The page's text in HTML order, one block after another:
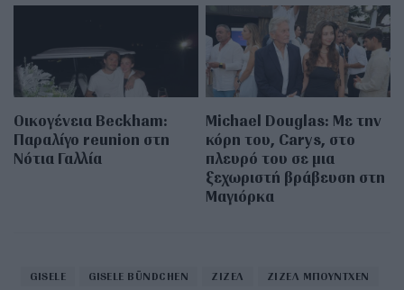
Οικογένεια Beckham:
Παραλίγο reunion στη
Νότια Γαλλία
Michael Douglas: Με την
κόρη του, Carys, στο
πλευρό του σε μια
ξεχωριστή βράβευση στη
Μαγιόρκα
GISELE GISELE BÜNDCHEN ΖΙΖΕΛ ΖΙΖΕΛ ΜΠΟΥΝΤΧΕΝ